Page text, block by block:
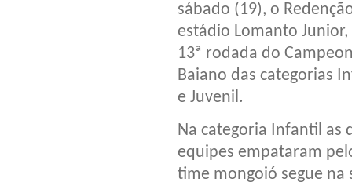
sábado (19), o
estádio Lomanto Junior,
13ª rodada do
Baiano das categorias
e Juvenil.
Na categoria Infantil as
equipes empataram
time mongoió segue na